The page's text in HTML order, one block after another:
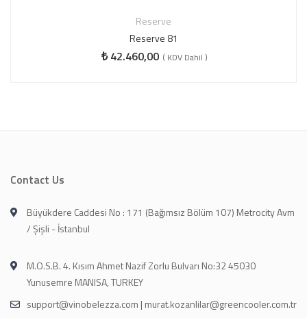
Reserve
Reserve 81
₺42.460,00 ( KDV Dahil )
Contact Us
Büyükdere Caddesi No : 171 (Bağımsız Bölüm 107) Metrocity Avm
/ Şişli - İstanbul
M.O.S.B. 4. Kısım Ahmet Nazif Zorlu Bulvarı No:32 45030
Yunusemre MANISA, TURKEY
support@vinobelezza.com | murat.kozanlilar@greencooler.com.tr